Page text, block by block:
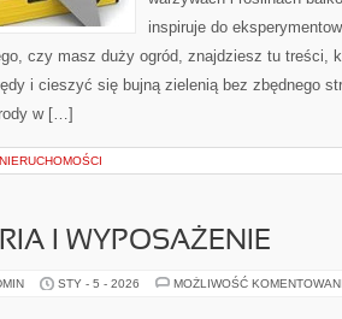
inspiruje do
czy masz duży ogród, znajdziesz tu treści,
i cieszyć się bujną zielenią bez zbędnego
w […]
NIERUCHOMOŚCI
I WYPOSAŻENIE
STY - 5 - 2026 MOŻLIWOŚĆ